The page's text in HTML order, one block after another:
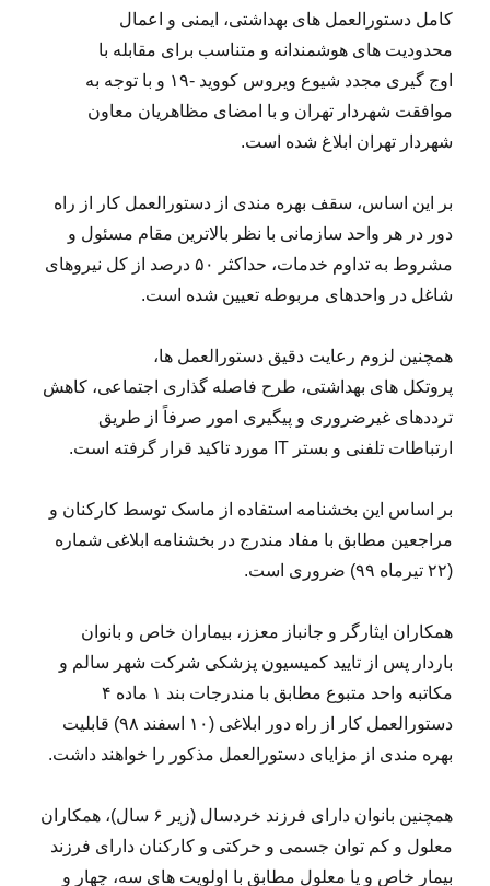
کامل دستورالعمل های بهداشتی، ایمنی و اعمال
محدودیت های هوشمندانه و متناسب برای مقابله با
اوج گیری مجدد شیوع ویروس کووید -۱۹ و با توجه به
موافقت شهردار تهران و با امضای مظاهریان معاون
شهردار تهران ابلاغ شده است.
بر این اساس، سقف بهره مندی از دستورالعمل کار از راه
دور در هر واحد سازمانی با نظر بالاترین مقام مسئول و
مشروط به تداوم خدمات، حداکثر ۵۰ درصد از کل نیروهای
شاغل در واحدهای مربوطه تعیین شده است.
همچنین لزوم رعایت دقیق دستورالعمل ها،
پروتکل های بهداشتی، طرح فاصله گذاری اجتماعی، کاهش
ترددهای غیرضروری و پیگیری امور صرفاً از طریق
ارتباطات تلفنی و بستر IT مورد تاکید قرار گرفته است.
بر اساس این بخشنامه استفاده از ماسک توسط کارکنان و
مراجعین مطابق با مفاد مندرج در بخشنامه ابلاغی شماره
(۲۲ تیرماه ۹۹) ضروری است.
همکاران ایثارگر و جانباز معزز، بیماران خاص و بانوان
باردار پس از تایید کمیسیون پزشکی شرکت شهر سالم و
مکاتبه واحد متبوع مطابق با مندرجات بند ۱ ماده ۴
دستورالعمل کار از راه دور ابلاغی (۱۰ اسفند ۹۸) قابلیت
بهره مندی از مزایای دستورالعمل مذکور را خواهند داشت.
همچنین بانوان دارای فرزند خردسال (زیر ۶ سال)، همکاران
معلول و کم توان جسمی و حرکتی و کارکنان دارای فرزند
بیمار خاص و یا معلول مطابق با اولویت های سه، چهار و